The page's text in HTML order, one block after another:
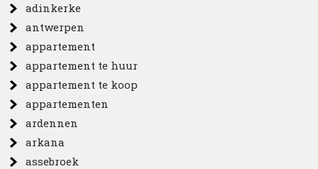
adinkerke
antwerpen
appartement
appartement te huur
appartement te koop
appartementen
ardennen
arkana
assebroek